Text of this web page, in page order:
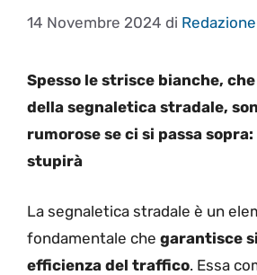
14 Novembre 2024 di
Spesso le strisce bianche,
della segnaletica stradale,
rumorose se ci si passa
stupirà
La segnaletica stradale è un
fondamentale che garantisce
efficienza del traffico. Essa